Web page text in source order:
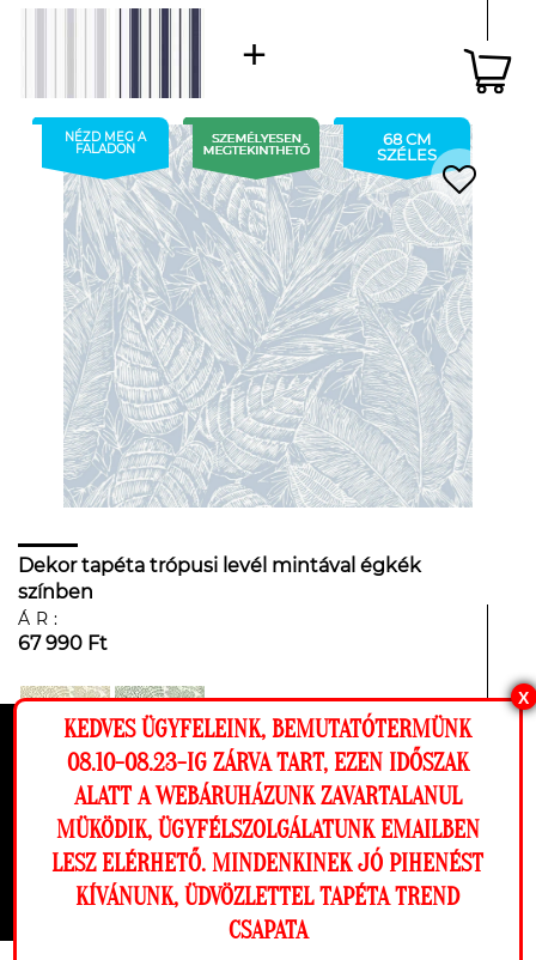
Ez a weboldal cookie-kat használ, hogy a
lehető legjobb élményt nyújtsa honlapunkon.
Beállítások
Elutasítom Engedélyezem
NÉZD MEG A
FALADON
68 CM
SZÉLES
Dekor tapéta trópusi levél mintával égkék
színben
ÁR:
67 990 Ft
NÉZD MEG A
FALADON
68 CM
SZÉLES
X
KEDVES ÜGYFELEINK, BEMUTATÓTERMÜNK
08.10-08.23-IG ZÁRVA TART, EZEN IDŐSZAK
ALATT A WEBÁRUHÁZUNK ZAVARTALANUL
MÜKÖDIK, ÜGYFÉLSZOLGÁLATUNK EMAILBEN
LESZ ELÉRHETŐ. MINDENKINEK JÓ PIHENÉST
KÍVÁNUNK, ÜDVÖZLETTEL TAPÉTA TREND
CSAPATAMegnézem a falamon